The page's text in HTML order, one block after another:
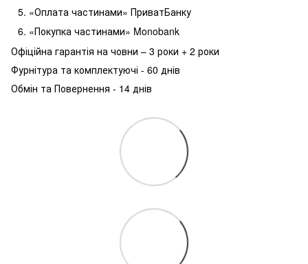
«Оплата частинами» ПриватБанку
«Покупка частинами» Monobank
Офіційна гарантія на човни – 3 роки + 2 роки
Фурнітура та комплектуючі - 60 днів
Обмін та Повернення - 14 днів